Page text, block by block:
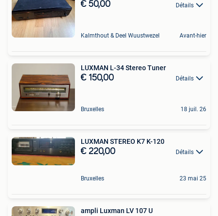
€ 50,00 Détails
Kalmthout & Deel Wuustwezel Avant-hier
LUXMAN L-34 Stereo Tuner
€ 150,00 Détails
Bruxelles 18 juil. 26
LUXMAN STEREO K7 K-120
€ 220,00 Détails
Bruxelles 23 mai 25
ampli Luxman LV 107 U